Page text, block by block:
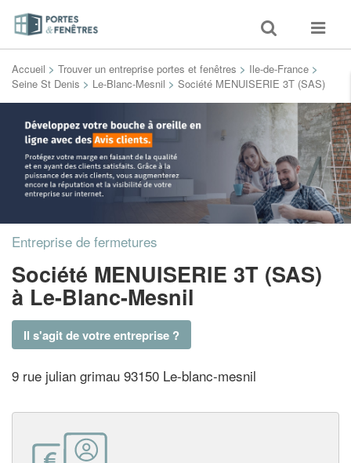
Toggle
search
Toggle
Accueil > Trouver un entreprise portes et fenêtres > Ile-de-France >
Seine St Denis > Le-Blanc-Mesnil > Société MENUISERIE 3T (SAS)
Entreprise de fermetures
Société MENUISERIE 3T (SAS)
à Le-Blanc-Mesnil
Il s'agit de votre entreprise ?
9 rue julian grimau 93150 Le-blanc-mesnil